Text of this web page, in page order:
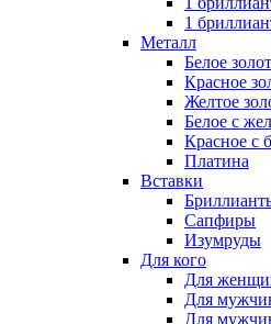
1
Металл
Белое
Красное
Желтое
Белое с
Красное с
Платина
Вставки
Сапфиры
Изумруды
Для кого
Для
Для
Для